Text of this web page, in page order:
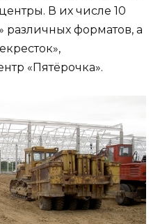
В их числе 10
различных форматов, а
«Пятёрочка».